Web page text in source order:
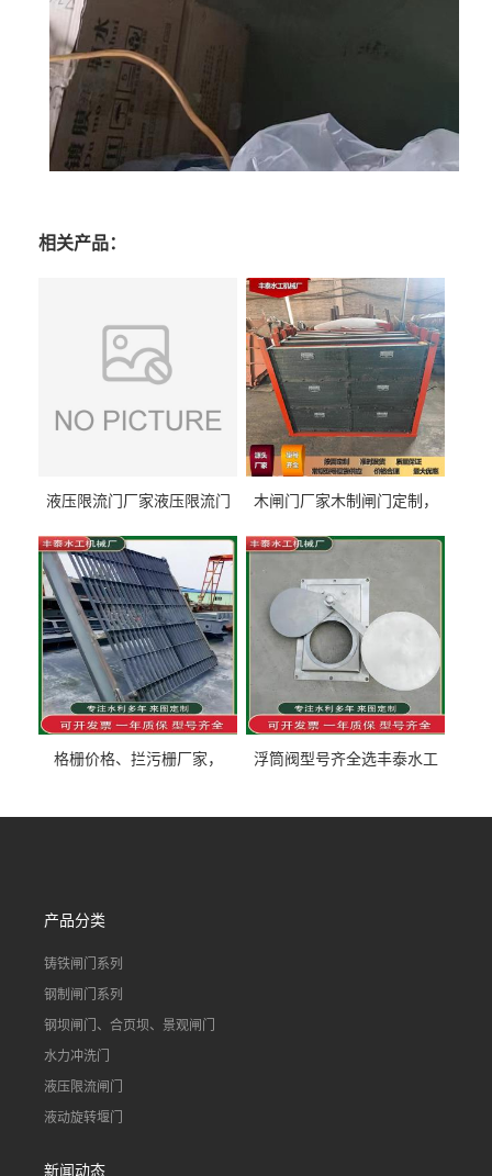
相关产品：
液压限流门厂家液压限流门
泰制造
木闸门厂家木制闸门定制，
型号齐全
格栅价格、拦污栅厂家，
浮筒阀型号齐全选丰泰水工
道水库电站污水处理钢制闸
产品分类
铸铁闸门系列
钢制闸门系列
钢坝闸门、合页坝、景观闸门
水力冲洗门
液压限流闸门
液动旋转堰门
新闻动态